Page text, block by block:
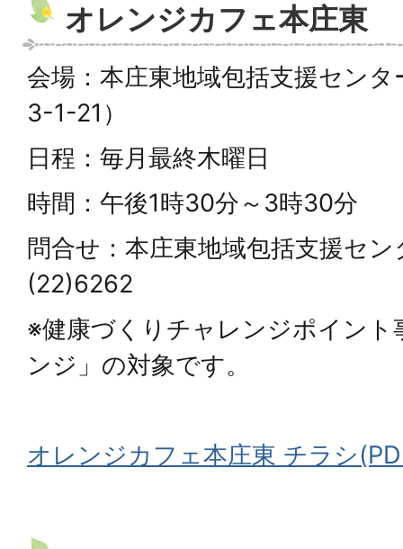
オレンジカフェ本庄東
会場：本庄東地域包括支援セン
3-1-21）
日程：毎月最終木曜日
時間：午後1時30分～3時30分
問合せ：本庄東地域包括支援セ
(22)6262
※健康づくりチャレンジポイン
ンジ」の対象です。
オレンジカフェ本庄東 チラシ